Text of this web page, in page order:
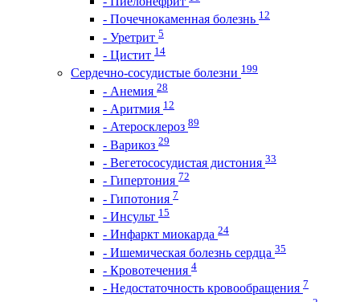
- Почечнокаменная болезнь 12
- Уретрит 5
- Цистит 14
Сердечно-сосудистые болезни 199
- Анемия 28
- Аритмия 12
- Атеросклероз 89
- Варикоз 29
- Вегетососудистая дистония 33
- Гипертония 72
- Гипотония 7
- Инсульт 15
- Инфаркт миокарда 24
- Ишемическая болезнь сердца 35
- Кровотечения 4
- Недостаточность кровообращения 7